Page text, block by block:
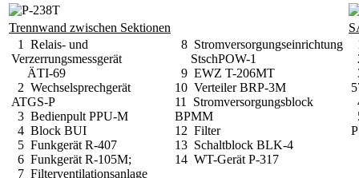
Trennwand zwischen Sektionen
1 Relais- und
Verzerrungsmessgerät
ÄTI-69
2 Wechselsprechgerät
ATGS-P
3 Bedienpult PPU-M
4 Block BUI
5 Funkgerät R-407
6 Funkgerät R-105M;
7 Filterventilationsanlage
8 Stromversorgungseinrichtung
StschPOW-1
9 EWZ T-206MT
10 Verteiler BRP-3M
11 Stromversorgungsblock
BPMM
12 Filter
13 Schaltblock BLK-4
14 WT-Gerät P-317